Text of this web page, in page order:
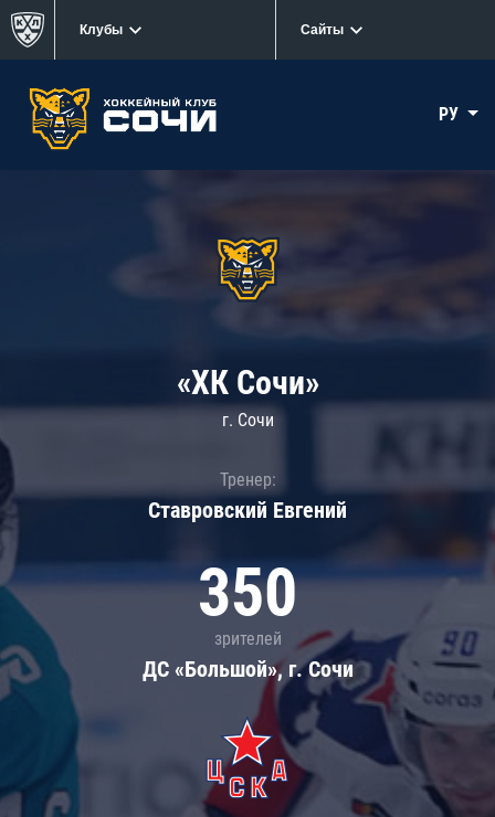
Клубы Сайты
РУ
«ХК Сочи»
г. Сочи
Тренер:
Ставровский Евгений
350
зрителей
ДС «Большой», г. Сочи